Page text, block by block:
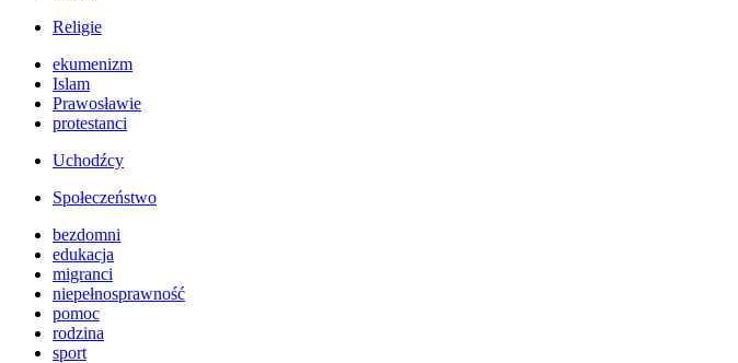
Religie
ekumenizm
Islam
Prawosławie
protestanci
Uchodźcy
Społeczeństwo
bezdomni
edukacja
migranci
niepełnosprawność
pomoc
rodzina
sport